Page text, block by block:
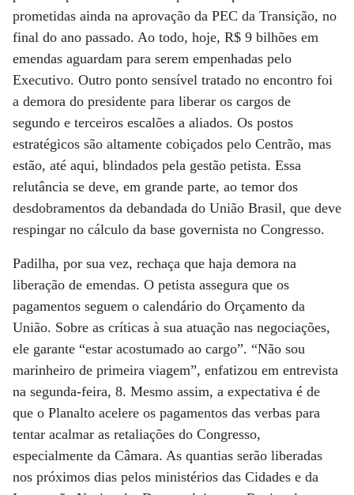
prometidas ainda na aprovação da PEC da Transição, no
final do ano passado. Ao todo, hoje, R$ 9 bilhões em
emendas aguardam para serem empenhadas pelo
Executivo. Outro ponto sensível tratado no encontro foi
a demora do presidente para liberar os cargos de
segundo e terceiros escalões a aliados. Os postos
estratégicos são altamente cobiçados pelo Centrão, mas
estão, até aqui, blindados pela gestão petista. Essa
relutância se deve, em grande parte, ao temor dos
desdobramentos da debandada do União Brasil, que deve
respingar no cálculo da base governista no Congresso.
Padilha, por sua vez, rechaça que haja demora na
liberação de emendas. O petista assegura que os
pagamentos seguem o calendário do Orçamento da
União. Sobre as críticas à sua atuação nas negociações,
ele garante “estar acostumado ao cargo”. “Não sou
marinheiro de primeira viagem”, enfatizou em entrevista
na segunda-feira, 8. Mesmo assim, a expectativa é de
que o Planalto acelere os pagamentos das verbas para
tentar acalmar as retaliações do Congresso,
especialmente da Câmara. As quantias serão liberadas
nos próximos dias pelos ministérios das Cidades e da